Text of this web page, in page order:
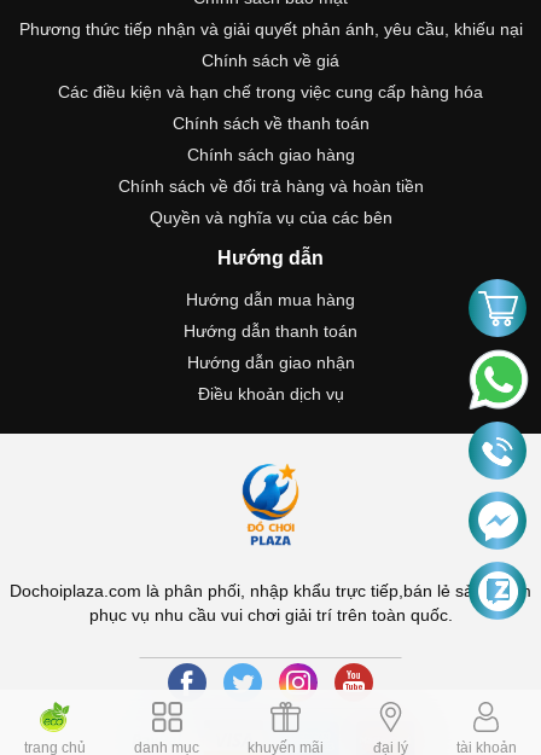
Phương thức tiếp nhận và giải quyết phản ánh, yêu cầu, khiếu nại
Chính sách về giá
Các điều kiện và hạn chế trong việc cung cấp hàng hóa
Chính sách về thanh toán
Chính sách giao hàng
Chính sách về đổi trả hàng và hoàn tiền
Quyền và nghĩa vụ của các bên
Hướng dẫn
Hướng dẫn mua hàng
Hướng dẫn thanh toán
Hướng dẫn giao nhận
Điều khoản dịch vụ
Dochoiplaza.com là phân phối, nhập khẩu trực tiếp,bán lẻ sản phẩm
phục vụ nhu cầu vui chơi giải trí trên toàn quốc.
trang chủ danh mục khuyến mãi đại lý tài khoản